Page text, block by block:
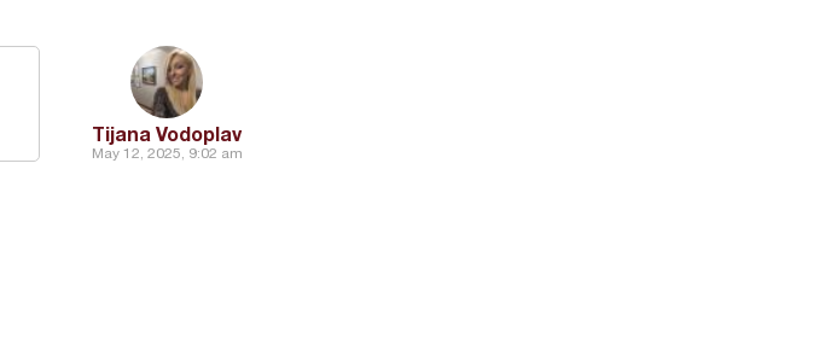
Tijana Vodoplav
May 12, 2025, 9:02 am